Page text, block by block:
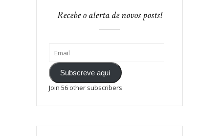
Recebe o alerta de novos posts!
Subscreve aqui
Join 56 other subscribers